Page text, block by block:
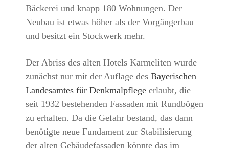
Bäckerei und knapp 180 Wohnungen. Der
Neubau ist etwas höher als der Vorgängerbau
und besitzt ein Stockwerk mehr.
Der Abriss des alten Hotels Karmeliten wurde
zunächst nur mit der Auflage des Bayerischen
Landesamtes für Denkmalpflege erlaubt, die
seit 1932 bestehenden Fassaden mit Rundbögen
zu erhalten. Da die Gefahr bestand, das dann
benötigte neue Fundament zur Stabilisierung
der alten Gebäudefassaden könnte das im